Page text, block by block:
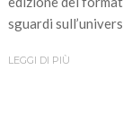
sguardi
LEGGI DI PIÙ